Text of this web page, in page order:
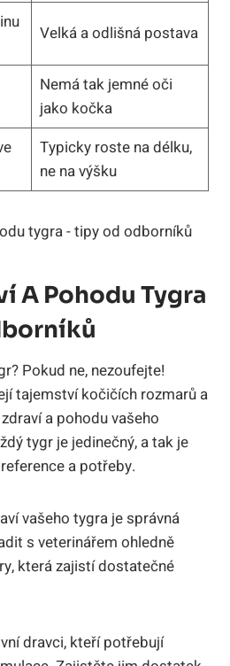
Velká a odlišná ⁤postava
Nemá‌ tak jemné oči
jako kočka
Typicky⁤ roste na délku,
ne na výšku
A Pohodu Tygra
Pokud ne, nezoufejte!
tajemství kočičích rozmarů ⁤a
‌a ‍pohodu vašeho
tygr⁤ je jedinečný, a tak je
a potřeby.
‍vašeho tygra je správná
s veterinářem ohledně
která zajistí ⁢dostatečné
​dravci, kteří‌ potřebují